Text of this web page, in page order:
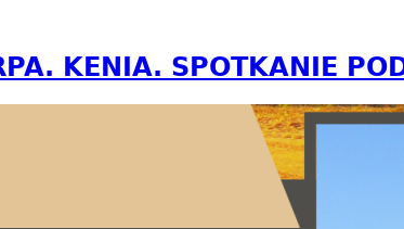
KENIA. SPOTKANIE